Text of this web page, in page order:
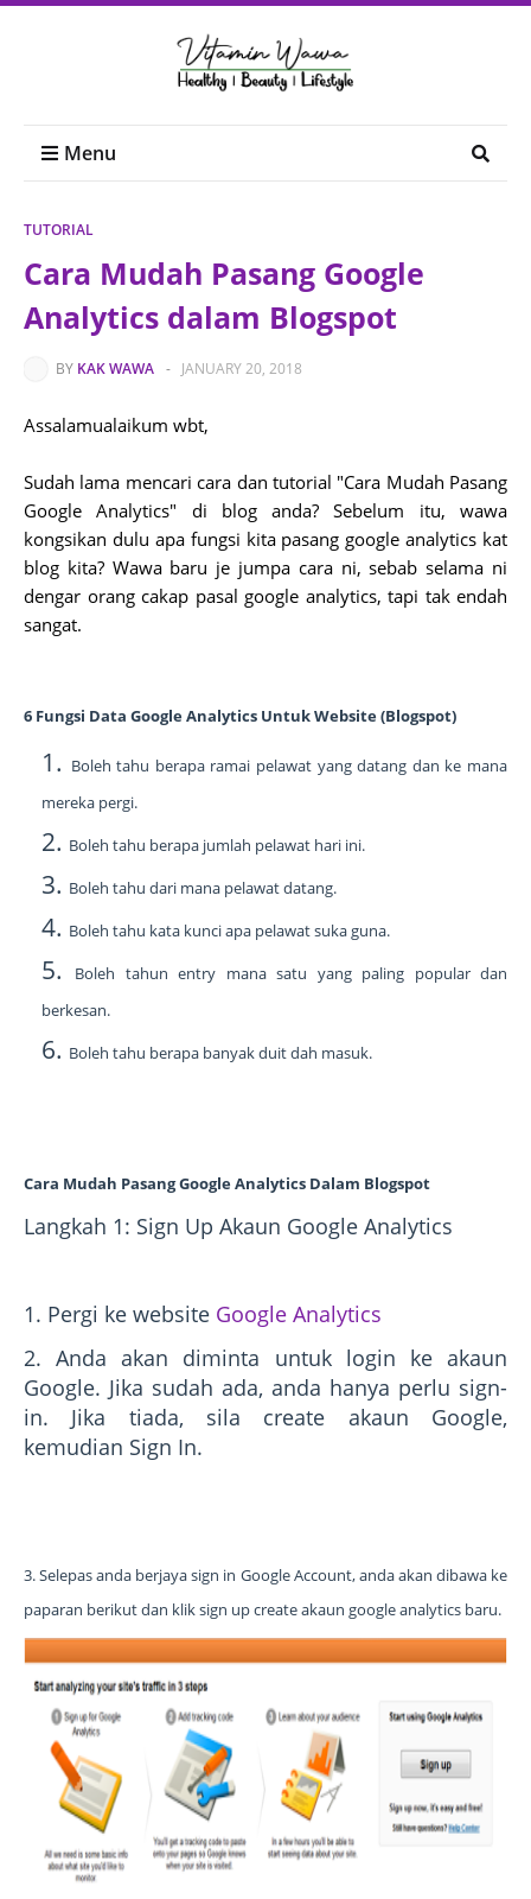
Menu
TUTORIAL
Cara Mudah Pasang Google
Analytics dalam Blogspot
BY KAK WAWA - JANUARY 20, 2018
Assalamualaikum wbt,
Sudah lama mencari cara dan tutorial "Cara Mudah Pasang
Google Analytics" di blog anda? Sebelum itu, wawa
kongsikan dulu apa fungsi kita pasang google analytics kat
blog kita? Wawa baru je jumpa cara ni, sebab selama ni
dengar orang cakap pasal google analytics, tapi tak endah
sangat.
6 Fungsi Data Google Analytics Untuk Website (Blogspot)
Boleh tahu berapa ramai pelawat yang datang dan ke mana
mereka pergi.
Boleh tahu berapa jumlah pelawat hari ini.
Boleh tahu dari mana pelawat datang.
Boleh tahu kata kunci apa pelawat suka guna.
Boleh tahun entry mana satu yang paling popular dan
berkesan.
Boleh tahu berapa banyak duit dah masuk.
Cara Mudah Pasang Google Analytics Dalam Blogspot
Langkah 1: Sign Up Akaun Google Analytics
1. Pergi ke website Google Analytics
2. Anda akan diminta untuk login ke akaun
Google. Jika sudah ada, anda hanya perlu sign-
in. Jika tiada, sila create akaun Google,
kemudian Sign In.
3. Selepas anda berjaya sign in Google Account, anda akan dibawa ke
paparan berikut dan klik sign up create akaun google analytics baru.